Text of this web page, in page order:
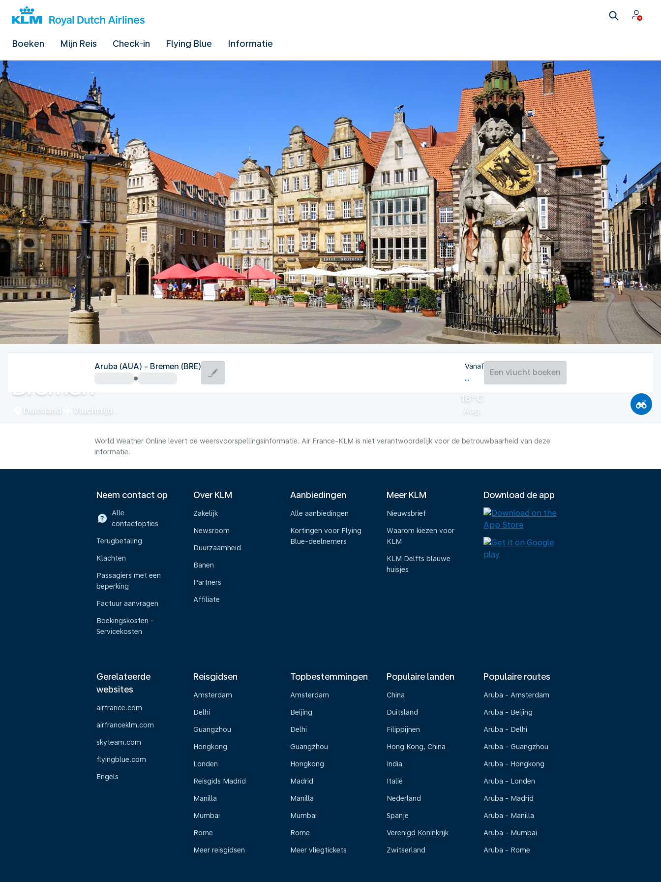
Boeken Mijn Reis Check-in Flying Blue Informatie
Bremen
Duitsland Vluchttijd
18°C
Aug.
Aruba (AUA) - Bremen (BRE) Vanaf
Een vlucht boeken
World Weather Online levert de weersvoorspellingsinformatie. Air France-KLM is niet verantwoordelijk voor de betrouwbaarheid van deze
informatie.
Neem contact op
Alle
contactopties
Terugbetaling
Klachten
Passagiers met een
beperking
Factuur aanvragen
Boekingskosten -
Servicekosten
Over KLM
Zakelijk
Newsroom
Duurzaamheid
Banen
Partners
Affiliate
Aanbiedingen
Alle aanbiedingen
Kortingen voor Flying
Blue-deelnemers
Meer KLM
Nieuwsbrief
Waarom kiezen voor
KLM
KLM Delfts blauwe
huisjes
Download de app
Gerelateerde
websites
airfrance.com
airfranceklm.com
skyteam.com
flyingblue.com
Engels
Reisgidsen
Amsterdam
Delhi
Guangzhou
Hongkong
Londen
Reisgids Madrid
Manilla
Mumbai
Rome
Meer reisgidsen
Topbestemmingen
Amsterdam
Beijing
Delhi
Guangzhou
Hongkong
Madrid
Manilla
Mumbai
Rome
Meer vliegtickets
Populaire landen
China
Duitsland
Filippijnen
Hong Kong, China
India
Italië
Nederland
Spanje
Verenigd Koninkrijk
Zwitserland
Populaire routes
Aruba - Amsterdam
Aruba - Beijing
Aruba - Delhi
Aruba - Guangzhou
Aruba - Hongkong
Aruba - Londen
Aruba - Madrid
Aruba - Manilla
Aruba - Mumbai
Aruba - Rome